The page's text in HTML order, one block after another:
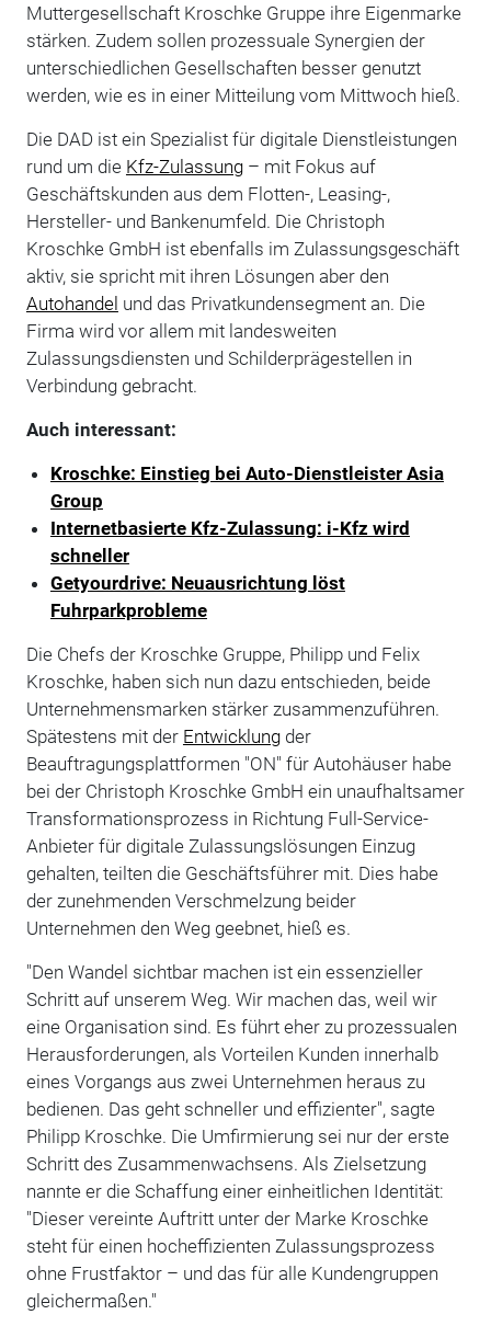
Muttergesellschaft Kroschke Gruppe ihre Eigenmarke
stärken. Zudem sollen prozessuale Synergien der
unterschiedlichen Gesellschaften besser genutzt
werden, wie es in einer Mitteilung vom Mittwoch hieß.
Die DAD ist ein Spezialist für digitale Dienstleistungen
rund um die Kfz-Zulassung– mit Fokus auf
Geschäftskunden aus dem Flotten-, Leasing-,
Hersteller- und Bankenumfeld. Die Christoph
Kroschke GmbH ist ebenfalls im Zulassungsgeschäft
aktiv, sie spricht mit ihren Lösungen aber den
Autohandel und das Privatkundensegment an. Die
Firma wird vor allem mit landesweiten
Zulassungsdiensten und Schilderprägestellen in
Verbindung gebracht.
Auch interessant:
Kroschke: Einstieg bei Auto-Dienstleister Asia
Group
Internetbasierte Kfz-Zulassung: i-Kfz wird
schneller
Getyourdrive: Neuausrichtung löst
Fuhrparkprobleme
Die Chefs der Kroschke Gruppe, Philipp und Felix
Kroschke, haben sich nun dazu entschieden, beide
Unternehmensmarken stärker zusammenzuführen.
Spätestens mit der Entwicklungder
Beauftragungsplattformen "ON" für Autohäuser habe
bei der Christoph Kroschke GmbH ein unaufhaltsamer
Transformationsprozess in Richtung Full-Service-
Anbieter für digitale Zulassungslösungen Einzug
gehalten, teilten die Geschäftsführer mit. Dies habe
der zunehmenden Verschmelzung beider
Unternehmen den Weg geebnet, hieß es.
"Den Wandel sichtbar machen ist ein essenzieller
Schritt auf unserem Weg. Wir machen das, weil wir
eine Organisation sind. Es führt eher zu prozessualen
Herausforderungen, als Vorteilen Kunden innerhalb
eines Vorgangs aus zwei Unternehmen heraus zu
bedienen. Das geht schneller und effizienter", sagte
Philipp Kroschke. Die Umfirmierung sei nur der erste
Schritt des Zusammenwachsens. Als Zielsetzung
nannte er die Schaffung einer einheitlichen Identität:
"Dieser vereinte Auftritt unter der Marke Kroschke
steht für einen hocheffizienten Zulassungsprozess
ohne Frustfaktor – und das für alle Kundengruppen
gleichermaßen."